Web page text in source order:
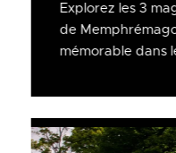
Explorez les 3
de
mémorable dans